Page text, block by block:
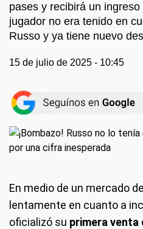
pases y recibirá un
jugador no era tenido en
Russo y ya tiene nuevo
15 de julio de 2025 - 10:45
En medio de un mercado
lentamente en cuanto a
oficializó su primera